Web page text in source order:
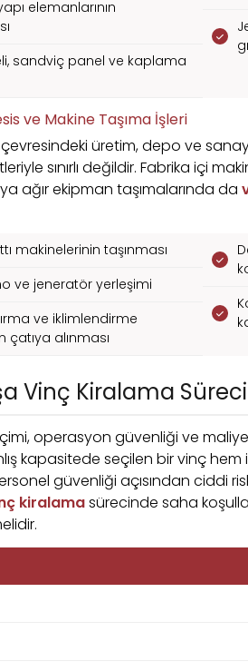
elemanlarının
sandviç panel ve kaplama
ve Makine Taşıma İşleri
üretim, depo ve
sınırlı değildir. Fabrika içi
ağır ekipman taşımalarında da
makinelerinin taşınması
ve jeneratör yerleşimi
ve iklimlendirme
çatıya alınması
Vinç Kiralama
operasyon güvenliği ve
kapasitede seçilen bir vinç
güvenliği açısından ciddi
kiralamasürecinde saha